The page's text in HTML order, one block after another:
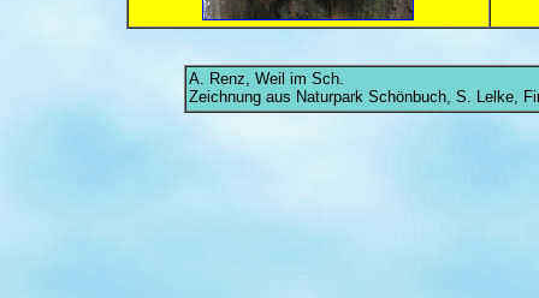
A. Renz, Weil im Sch.
Zeichnung aus Naturpark Schönbuch, S. Lelke,